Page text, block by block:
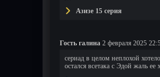
Азизе 15 серия
Гость галина 2 февраля 2025
сериад в целом неплохой
остался всетака с Эдой жаль